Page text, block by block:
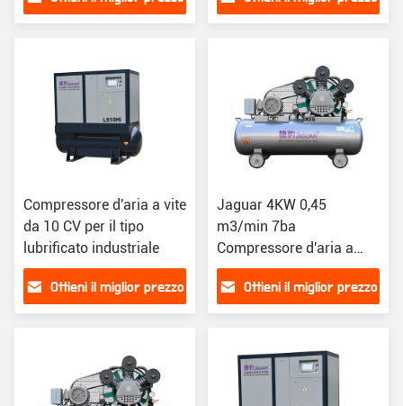
rapida
Compressore d'aria a vite
da 10 CV per il tipo
lubrificato industriale
Ottieni il miglior prezzo
Jaguar 4KW 0,45
m3/min 7ba
Compressore d'aria a
pistoni senza olio per
applicazioni pesanti
Ottieni il miglior prezzo